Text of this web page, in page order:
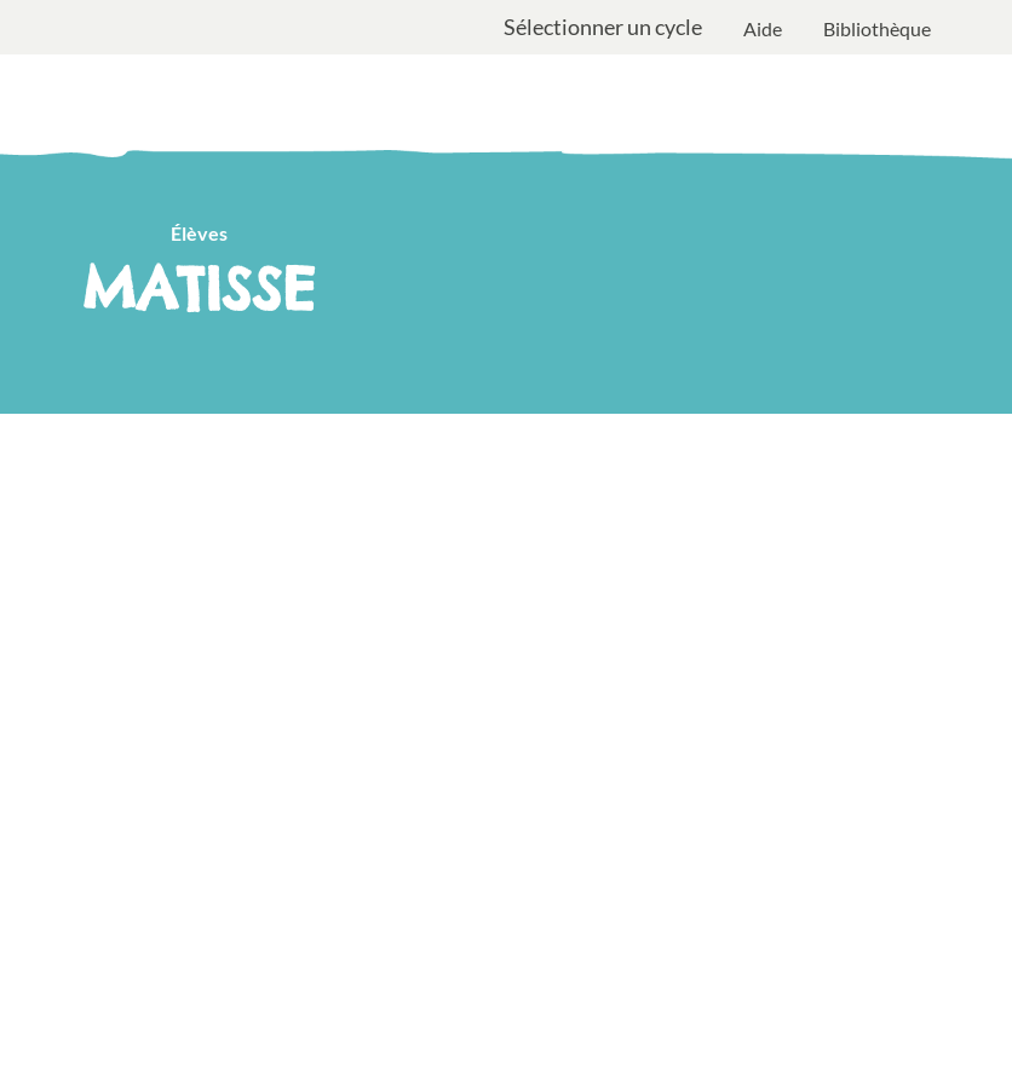
Sélectionner un cycle Aide Bibliothèque
Élèves
MATISSE